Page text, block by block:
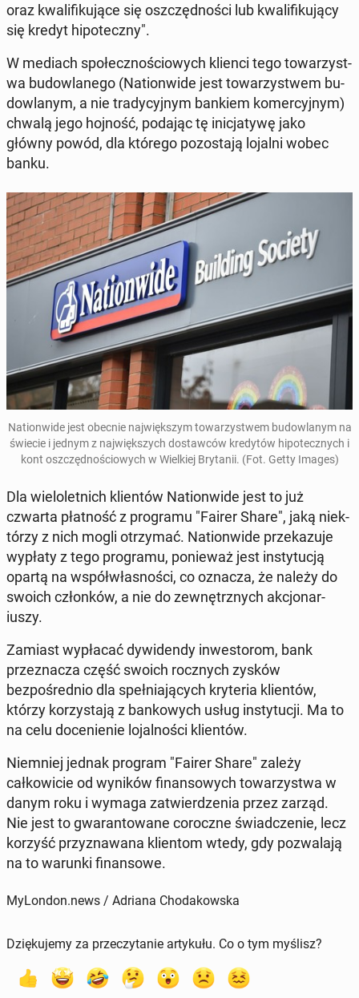
oraz kwal­i­fiku­jące się os­zczęd­noś­ci lub kwal­i­fiku­ją­cy
się kredyt hipoteczny".
W mediach społecznoś­ciowych klienci tego to­warzyst­
wa bu­dowlanego (Na­tion­wide jest to­warzys­t­wem bu­
dowlanym, a nie trady­cyjnym bankiem komer­cyjnym)
chwalą jego hojność, podając tę in­ic­jaty­wę jako
główny powód, dla którego po­zosta­ją lojalni wobec
banku.
Na­tion­wide jest obecnie na­jwięk­szym to­warzys­t­wem bu­dowlanym na
świecie i jednym z na­jwięk­szych dostaw­ców kredytów hipotecznych i
kont os­zczęd­noś­ciowych w Wielkiej Bry­tanii. (Fot. Getty Images)
Dla wielo­let­nich klien­tów Na­tion­wide jest to już
czwarta płat­ność z pro­gra­mu "Fairer Share", jaką niek­
tórzy z nich mogli otrzy­mać. Na­tion­wide przekazu­je
wypłaty z tego pro­gra­mu, ponieważ jest in­sty­tucją
opartą na współwłas­noś­ci, co oznacza, że należy do
swoich członków, a nie do zewnętrznych akcjonar­
iuszy.
Zamiast wypła­cać dy­widendy in­west­orom, bank
przez­nacza część swoich rocznych zysków
bezpośred­nio dla speł­ni­a­ją­cych kry­te­ria klien­tów,
którzy ko­rzys­ta­ją z bankowych usług in­sty­tucji. Ma to
na celu doce­nie­nie lo­jal­noś­ci klien­tów.
Niem­niej jednak program "Fairer Share" zależy
całkowicie od wyników fi­nan­sowych to­warzyst­wa w
danym roku i wymaga za­twierdzenia przez zarząd.
Nie jest to gwaran­towane coroczne świad­cze­nie, lecz
korzyść przyz­nawana klien­tom wtedy, gdy pozwala­ją
na to warunki fi­nan­sowe.
MyLondon.news / Adriana Chodakowska
Dziękujemy za przeczytanie artykułu. Co o tym myślisz?